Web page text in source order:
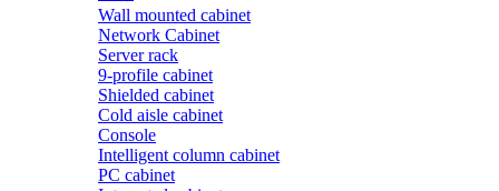
Wall mounted cabinet
Network Cabinet
Server rack
9-profile cabinet
Shielded cabinet
Cold aisle cabinet
Console
Intelligent column cabinet
PC cabinet